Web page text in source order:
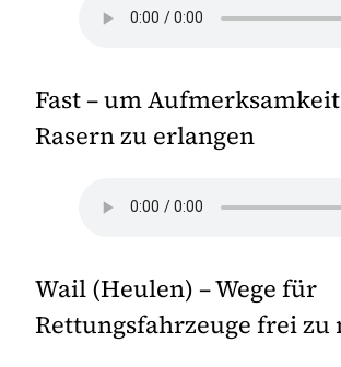
Fast – um
Rasern zu erlangen
Wail (Heulen) – Wege für
Rettungsfahrzeuge frei zu